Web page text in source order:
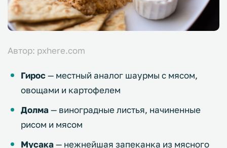
Автор: pxhere.com
Гирос— местный аналог шаурмы с мясом,
овощами и картофелем
Долма— виноградные листья, начиненные
рисом и мясом
Мусака— нежнейшая запеканка из мясного